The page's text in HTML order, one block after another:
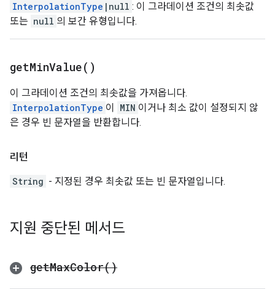
InterpolationType |null : 이 그라데이션 조건의 최솟값
또는 null 의 보간 유형입니다.
getMinValue( )
이 그라데이션 조건의 최솟값을 가져옵니다.
InterpolationType 이 MIN 이거나 최소 값이 설정되지 않
은 경우 빈 문자열을 반환합니다.
리턴
String - 지정된 경우 최솟값 또는 빈 문자열입니다.
지원 중단된 메서드
getMaxColor()